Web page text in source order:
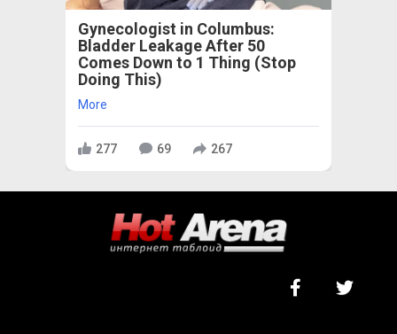
Gynecologist in Columbus:
Bladder Leakage After 50
Comes Down to 1 Thing (Stop
Doing This)
More
277 69 267